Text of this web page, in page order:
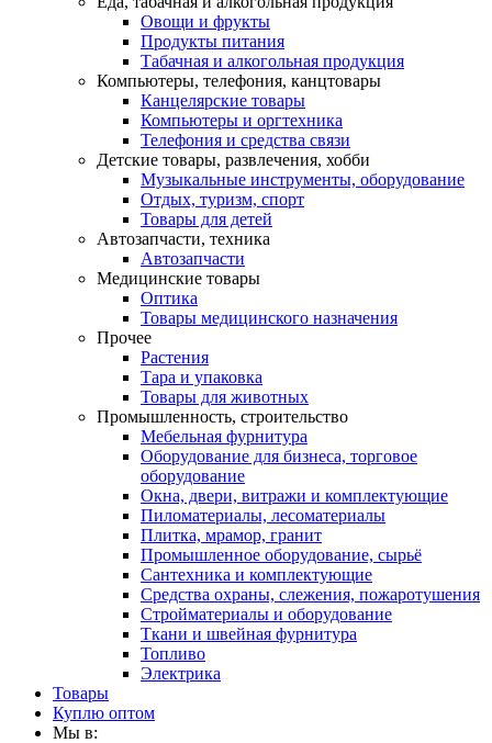
Овощи и фрукты
Продукты питания
Табачная и алкогольная продукция
Компьютеры, телефония, канцтовары
Канцелярские товары
Компьютеры и оргтехника
Телефония и средства связи
Детские товары, развлечения, хобби
Музыкальные инструменты, оборудование
Отдых, туризм, спорт
Товары для детей
Автозапчасти, техника
Автозапчасти
Медицинские товары
Оптика
Товары медицинского назначения
Прочее
Растения
Тара и упаковка
Товары для животных
Промышленность, строительство
Мебельная фурнитура
Оборудование для бизнеса, торговое
оборудование
Окна, двери, витражи и комплектующие
Пиломатериалы, лесоматериалы
Плитка, мрамор, гранит
Промышленное оборудование, сырьё
Сантехника и комплектующие
Средства охраны, слежения, пожаротушения
Стройматериалы и оборудование
Ткани и швейная фурнитура
Топливо
Электрика
Товары
Куплю оптом
Мы в: